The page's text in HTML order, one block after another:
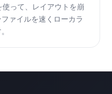
って、レイアウトを崩
ァイルを速くローカラ